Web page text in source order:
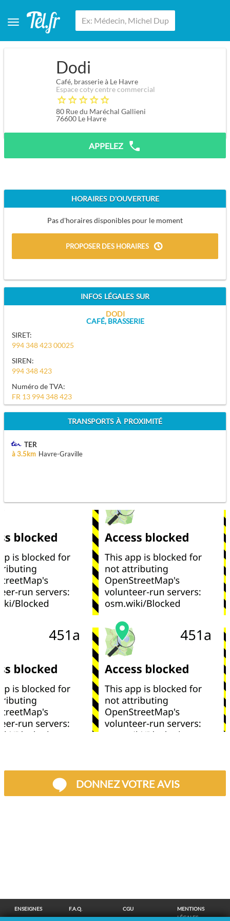
Dodi
Café, brasserie à Le Havre
Espace coty centre commercial
80 Rue du Maréchal Gallieni
76600 Le Havre
APPELEZ
HORAIRES D'OUVERTURE
Pas d'horaires disponibles pour le moment
PROPOSER DES HORAIRES
INFOS LÉGALES SUR
DODI
CAFÉ, BRASSERIE
SIRET:
994 348 423 00025
SIREN:
994 348 423
Numéro de TVA:
FR 13 994 348 423
TRANSPORTS À PROXIMITÉ
TER
à 3.5km Havre-Graville
DONNEZ VOTRE AVIS
ENSEIGNES F.A.Q. CGU
MENTIONS
LÉGALES